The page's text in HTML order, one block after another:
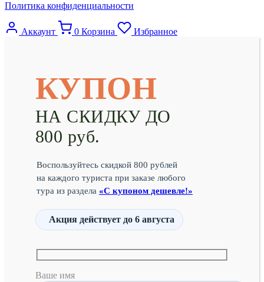
Политика конфиденциальности
Аккаунт 0 Корзина Избранное
КУПОН
НА СКИДКУ ДО
800 руб.
Воспользуйтесь скидкой 800 рублей
на каждого туриста при заказе любого
тура из раздела «С купоном дешевле!»
Акция действует до 6 августа
Ваше имя